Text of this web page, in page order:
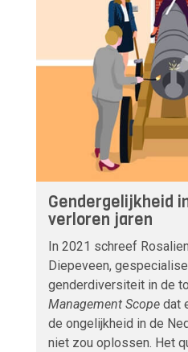
Gendergelijkheid
verloren jaren
In 2021 schreef
Diepeveen,
genderdiversiteit in de
Management Scope dat
de ongelijkheid in de
niet zou oplossen. Het